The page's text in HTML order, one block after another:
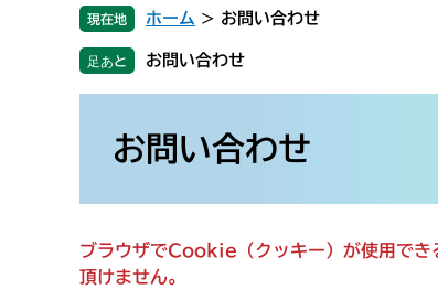
現在地 ホーム > お問い合わせ
お問い合わせ
お問い合わせ
ブラウザでCookie（クッキー）が使用でき
頂けません。